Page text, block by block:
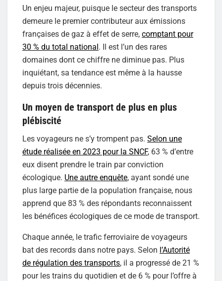
Un enjeu majeur, puisque le secteur des transports
demeure le premier contributeur aux émissions
françaises de gaz à effet de serre, comptant pour
30 % du total national . Il est l’un des rares
domaines dont ce chiffre ne diminue pas. Plus
inquiétant, sa tendance est même à la hausse
depuis trois décennies.
Un moyen de transport de plus en plus
plébiscité
Les voyageurs ne s’y trompent pas. Selon une
étude réalisée en 2023 pour la SNCF, 63 % d’entre
eux disent prendre le train par conviction
écologique. Une autre enquête, ayant sondé une
plus large partie de la population française, nous
apprend que 83 % des répondants reconnaissent
les bénéfices écologiques de ce mode de transport.
Chaque année, le trafic ferroviaire de voyageurs
bat des records dans notre pays. Selon l’Autorité
de régulation des transports, il a progressé de 21 %
pour les trains du quotidien et de 6 % pour l’offre à